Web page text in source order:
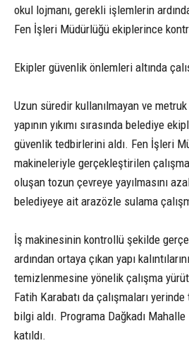
okul lojmanı, gerekli işlemlerin
Fen İşleri Müdürlüğü ekiplerince
Ekipler güvenlik önlemleri altında
Uzun süredir kullanılmayan ve
yapının yıkımı sırasında belediye
güvenlik tedbirlerini aldı. Fen İşleri
makineleriyle gerçekleştirilen
oluşan tozun çevreye yayılmasını
belediyeye ait arazözle sulama
İş makinesinin kontrollü şekilde
ardından ortaya çıkan yapı
temizlenmesine yönelik çalışma
Fatih Karabatı da çalışmaları
bilgi aldı. Programa Dağkadı
katıldı.